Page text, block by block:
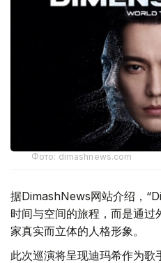
Фото: dimashnews.com
据DimashNews网站介绍，
时间与空间的旅程，而是通
家真实而立体的人格形象。
此次巡演将呈现迪玛希作为